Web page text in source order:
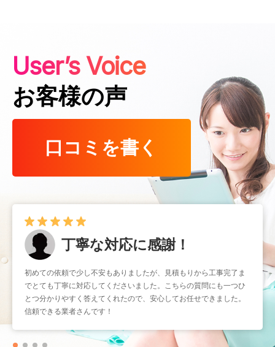
User’s Voice
お客様の声
口コミを書く
丁寧な対応に感謝！
初めての依頼で少し不安もありましたが、見積もりから工事完了ま
でとても丁寧に対応してくださいました。こちらの質問にも一つひ
とつ分かりやすく答えてくれたので、安心してお任せできました。
信頼できる業者さんです！
早くて確実！
暑くなる前に取り付けをお願いしたかったのですが、予約もスムー
ズで助かりました。工事もスピーディーなのに作業はとても丁寧
で、仕上がりも大満足です。こういう業者さんにまたお願いしたい
と思いました。